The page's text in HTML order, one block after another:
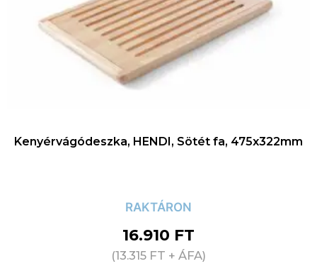
Kenyérvágódeszka, HENDI, Sötét fa, 475x322mm
RAKTÁRON
16.910 FT
(13.315 FT + ÁFA)